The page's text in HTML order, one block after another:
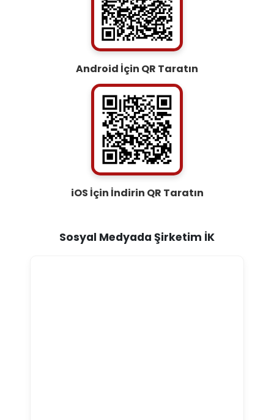
Android İçin QR Taratın
iOS İçin İndirin QR Taratın
Sosyal Medyada Şirketim İK